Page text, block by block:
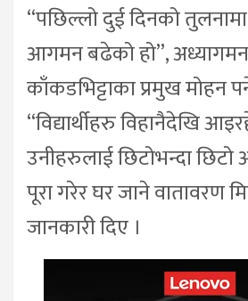
“पछिल्लो दुई दिनको
आगमन बढेको हो”,
काँकडभिट्टाका प्रमुख मोहन
“विद्यार्थीहरु विहानैदेखि
उनीहरुलाई छिटोभन्दा छिटो
पूरा गरेर घर जाने वातावरण
जानकारी दिए ।